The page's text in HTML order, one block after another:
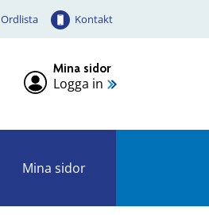
Ordlista Kontakt
Mina sidor
Logga in
Mina sidor